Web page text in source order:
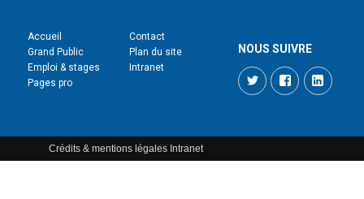
Accueil
Grand Public
Emploi & stages
Pages pro
Contact
Plan du site
Intranet
NOUS SUIVRE
TwitterFacebook
Crédits & mentions légales Intranet